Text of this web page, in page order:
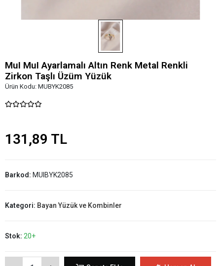
MuI MuI Ayarlamalı Altın Renk Metal Renkli
Zirkon Taşlı Üzüm Yüzük
Ürün Kodu: MUBYK2085
131,89 TL
Barkod: MUIBYK2085
Kategori: Bayan Yüzük ve Kombinler
Stok: 20+